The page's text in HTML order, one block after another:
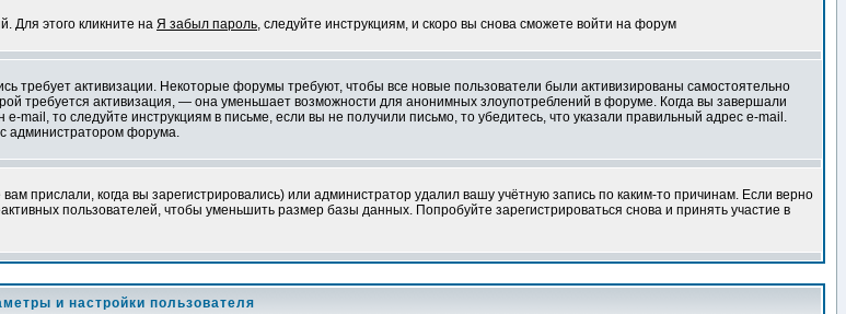
Для этого кликните на Я забыл пароль, следуйте инструкциям, и скоро вы снова сможете войти на форум
требует активизации. Некоторые форумы требуют, чтобы все новые пользователи были активизированы самостоятельно
требуется активизация, — она уменьшает возможности для анонимных злоупотреблений в форуме. Когда вы завершали
mail, то следуйте инструкциям в письме, если вы не получили письмо, то убедитесь, что указали правильный адрес e-mail.
администратором форума.
прислали, когда вы зарегистрировались) или администратор удалил вашу учётную запись по каким-то причинам. Если верно
пользователей, чтобы уменьшить размер базы данных. Попробуйте зарегистрироваться снова и принять участие в
и настройки пользователя